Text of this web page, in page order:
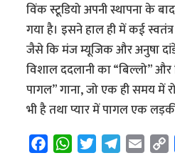
विंक स्टूडियो अपनी स्थापना के
गया है। इसने हाल ही में कई
जैसे कि मंज म्यूजिक और अनुषा
विशाल ददलानी का “बिल्लो” और
पागल” गाना, जो एक ही समय में
भी है तथा प्यार में पागल एक
W